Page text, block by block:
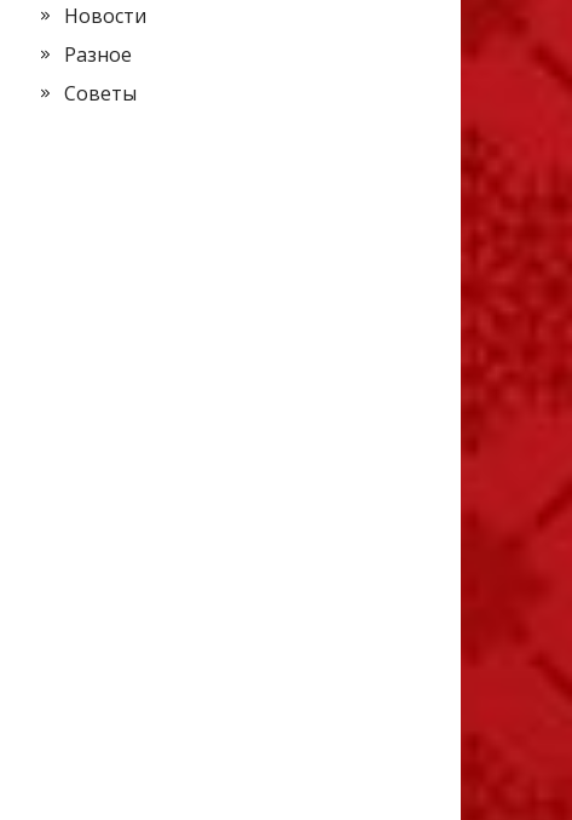
Новости
Разное
Советы